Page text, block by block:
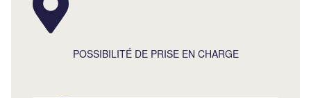
POSSIBILITÉ DE PRISE EN CHARGE